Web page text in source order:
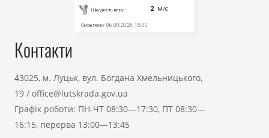
Контакти
43025, м. Луцьк, вул. Богдана Хмельницького,
19 / office@lutskrada.gov.ua
Графік роботи: ПН-ЧТ 08:30—17:30, ПТ 08:30—
16:15, перерва 13:00—13:45